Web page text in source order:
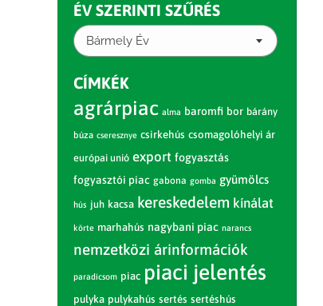
ÉV SZERINTI SZŰRÉS
Bármely Év
CÍMKÉK
agrárpiac alma baromfi bor bárány
búza cseresznye csirkehús csomagolóhelyi ár
európai unió export fogyasztás
fogyasztói piac gabona gomba gyümölcs
hús juh kacsa kereskedelem kínálat
körte marhahús nagybani piac narancs
nemzetközi árinformációk
paradicsom piac piaci jelentés
pulyka pulykahús sertés sertéshús